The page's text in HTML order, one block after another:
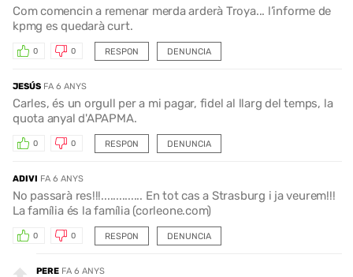
Com comencin a remenar merda arderà Troya... l’informe de
kpmg es quedarà curt.
RESPON
0 0 DENUNCIA
JESÚS FA 6 ANYS
Carles, és un orgull per a mi pagar, fidel al llarg del temps, la
quota anyal d'APAPMA.
RESPON
0 0 DENUNCIA
ADIVI FA 6 ANYS
No passarà res!!!.............. En tot cas a Strasburg i ja veurem!!!
La família és la família (corleone.com)
RESPON
0 0 DENUNCIA
PERE FA 6 ANYS